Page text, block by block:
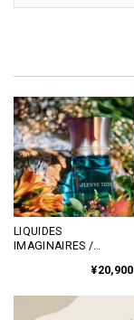
LIQUIDES
IMAGINAIRES /
｜ニッチフレグランス
futashiba248
¥20,900